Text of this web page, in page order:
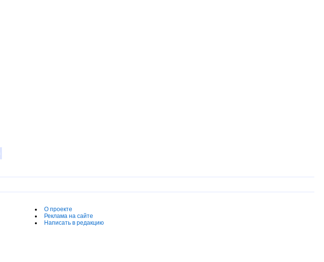
О проекте
Реклама на сайте
Написать в редакцию